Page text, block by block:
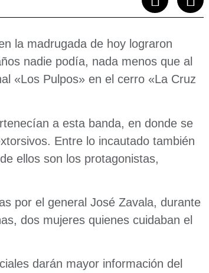
la madrugada de hoy lograron
nadie podía, nada menos que al
«Los Pulpos» en el cerro «La Cruz
a esta banda, en donde se
Entre lo incautado también
ellos son los protagonistas,
por el general José Zavala, durante
dos mujeres quienes cuidaban el
darán mayor información del